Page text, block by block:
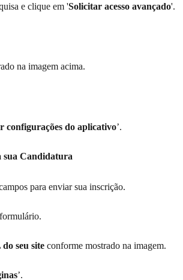
e clique em 'Solicitar acesso avançado'.
na imagem acima.
configurações do aplicativo’.
sua Candidatura
para enviar sua inscrição.
seu site conforme mostrado na imagem.
’.